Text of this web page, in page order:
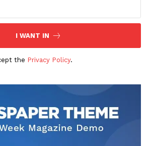
DOWNLOAD NOW
I WANT IN
the Privacy Policy.